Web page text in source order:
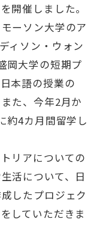
開催しました。
ーソン大学のア
ィソン・ウォン
岡大学の短期プ
本語の授業の
た、今年2月か
約4カ月間留学し
リアについての
活について、日
したプロジェク
していただきま